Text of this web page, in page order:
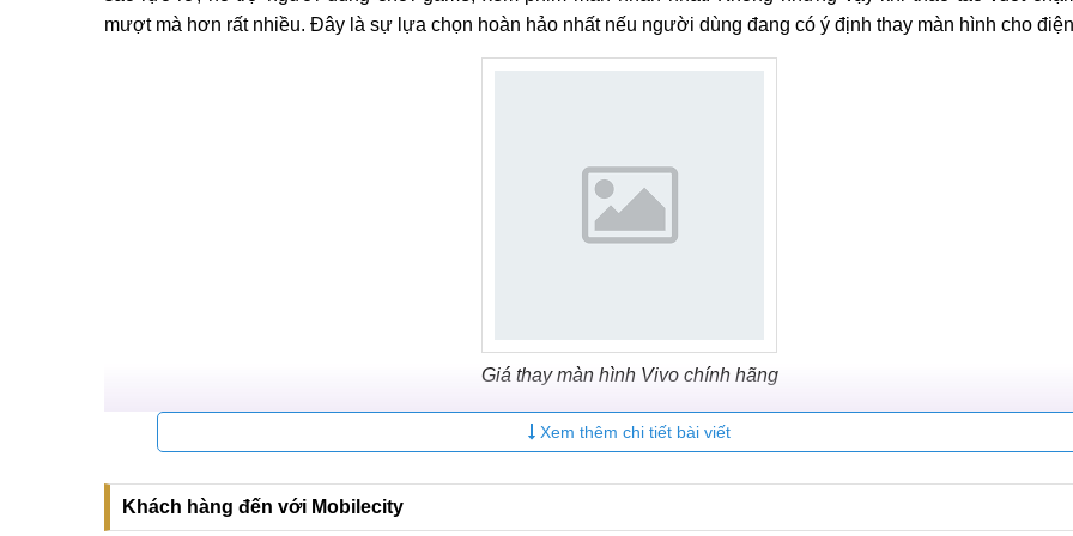
mượt mà hơn rất nhiều. Đây là sự lựa chọn hoàn hảo nhất nếu người dùng đang có ý định thay màn hình cho
Giá thay màn hình Vivo chính hãng
Giá thay màn hình Vivo X90 Pro Plus linh kiện
thấp hơn khá nhiều so với màn hình chính hãng. Linh kiện này được sản xuất hàng loạt nên luôn trong tình trạng
Xem thêm chi tiết bài viết
Khách hàng đến với Mobilecity